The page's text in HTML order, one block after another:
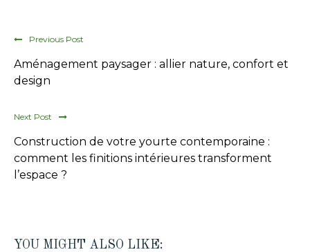
Previous Post
Aménagement paysager : allier nature, confort et
design
Next Post
Construction de votre yourte contemporaine :
comment les finitions intérieures transforment
l’espace ?
YOU MIGHT ALSO LIKE: